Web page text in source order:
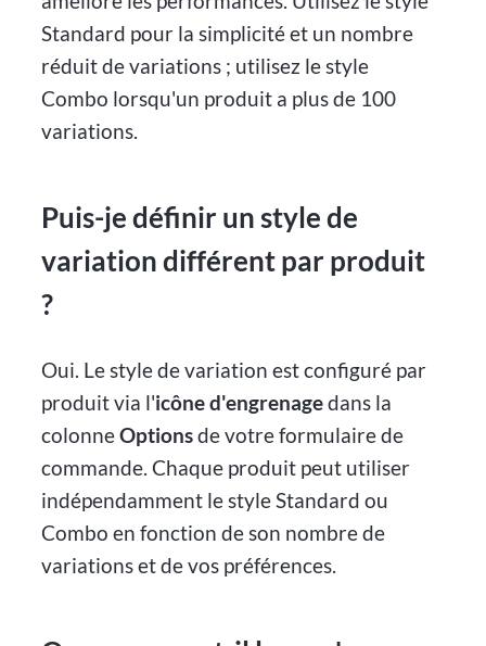
Standard pour la simplicité et un nombre
réduit de variations ; utilisez le style
Combo lorsqu'un produit a plus de 100
variations.
Puis-je définir un style de
variation différent par produit
?
Oui. Le style de variation est configuré par
produit via l'icône d'engrenagedans la
colonneOptionsde votre formulaire de
commande. Chaque produit peut utiliser
indépendamment le style Standard ou
Combo en fonction de son nombre de
variations et de vos préférences.